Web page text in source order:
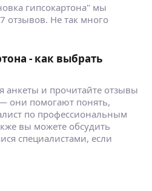
гипсокартона" мы
отзывов. Не так много
- как выбрать
анкеты и прочитайте отзывы
они помогают понять,
по профессиональным
вы можете обсудить
специалистами, если